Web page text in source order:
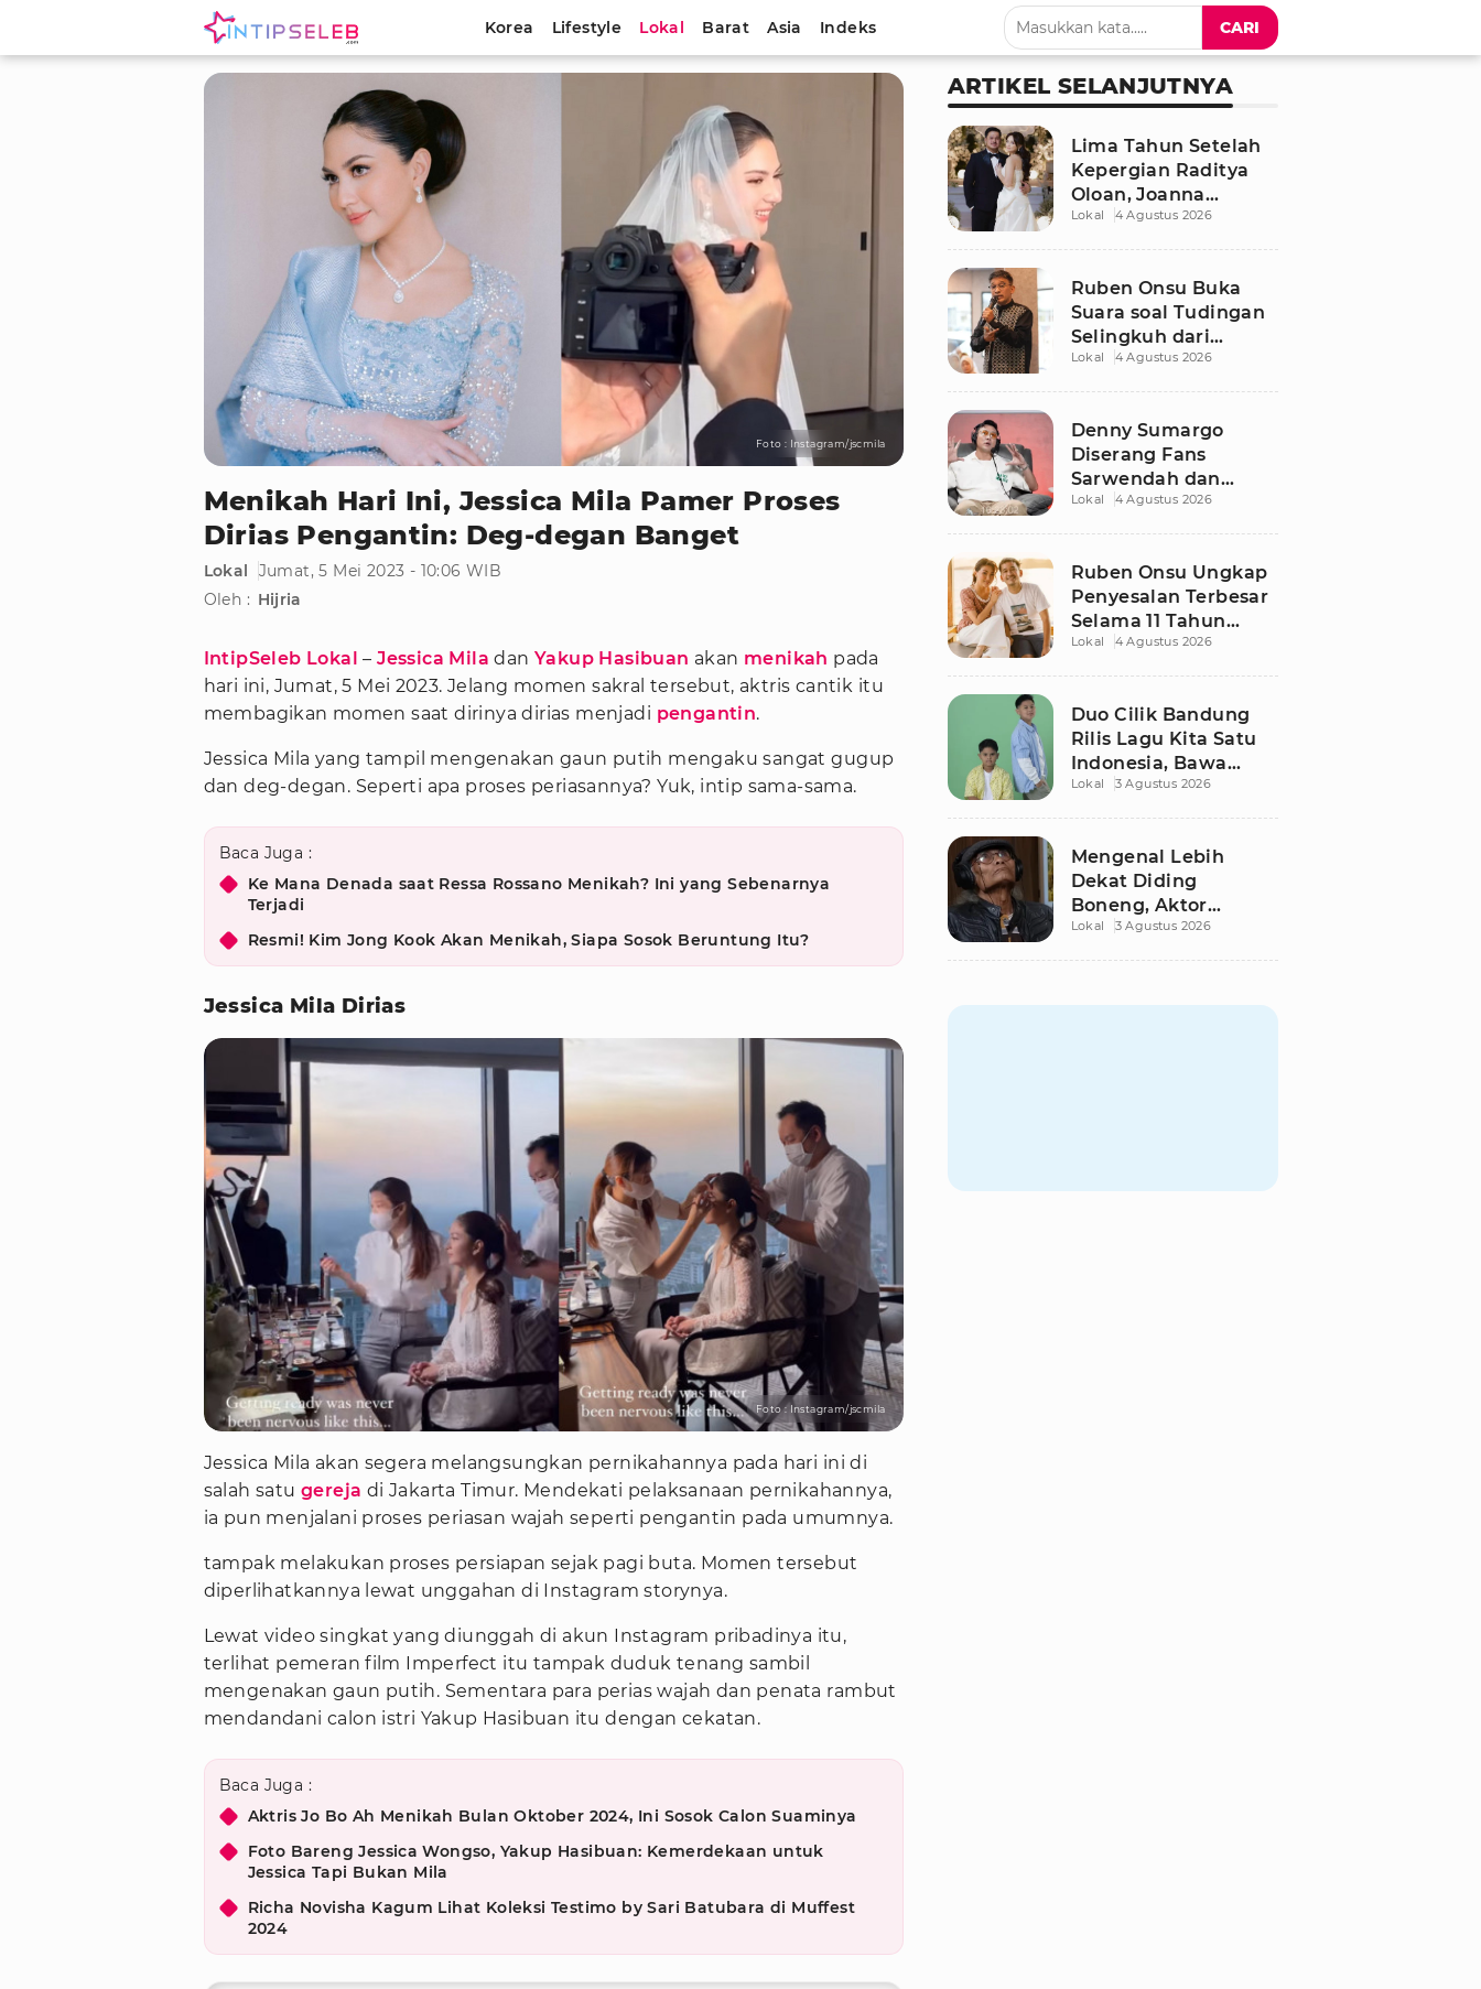
Korea Lifestyle Lokal Barat Asia Indeks CARI
Foto : Instagram/jscmila
Menikah Hari Ini, Jessica Mila Pamer Proses
Dirias Pengantin: Deg-degan Banget
Lokal
Jumat, 5 Mei 2023 - 10:06 WIB
Oleh : Hijria
IntipSeleb Lokal –Jessica Mila dan Yakup Hasibuan akan menikah pada
hari ini, Jumat, 5 Mei 2023. Jelang momen sakral tersebut, aktris cantik itu
membagikan momen saat dirinya dirias menjadi pengantin.
Jessica Mila yang tampil mengenakan gaun putih mengaku sangat gugup
dan deg-degan. Seperti apa proses periasannya? Yuk, intip sama-sama.
Baca Juga :
Ke Mana Denada saat Ressa Rossano Menikah? Ini yang Sebenarnya
Terjadi
Resmi! Kim Jong Kook Akan Menikah, Siapa Sosok Beruntung Itu?
Jessica Mila Dirias
Foto : Instagram/jscmila
Jessica Mila akan segera melangsungkan pernikahannya pada hari ini di
salah satu gereja di Jakarta Timur. Mendekati pelaksanaan pernikahannya,
ia pun menjalani proses periasan wajah seperti pengantin pada umumnya.
tampak melakukan proses persiapan sejak pagi buta. Momen tersebut
diperlihatkannya lewat unggahan di Instagram storynya.
Lewat video singkat yang diunggah di akun Instagram pribadinya itu,
terlihat pemeran film Imperfect itu tampak duduk tenang sambil
mengenakan gaun putih. Sementara para perias wajah dan penata rambut
mendandani calon istri Yakup Hasibuan itu dengan cekatan.
Baca Juga :
Aktris Jo Bo Ah Menikah Bulan Oktober 2024, Ini Sosok Calon Suaminya
Foto Bareng Jessica Wongso, Yakup Hasibuan: Kemerdekaan untuk
Jessica Tapi Bukan Mila
Richa Novisha Kagum Lihat Koleksi Testimo by Sari Batubara di Muffest
2024
ARTIKEL SELANJUTNYA
Lima Tahun Setelah
Kepergian Raditya
Oloan, Joanna
Alexandra Kembali
Lokal 4 Agustus 2026
Ruben Onsu Buka
Suara soal Tudingan
Selingkuh dari
Sarwendah
Lokal 4 Agustus 2026
Denny Sumargo
Diserang Fans
Sarwendah dan
Ruben Onsu Usai
Lokal 4 Agustus 2026
Ruben Onsu Ungkap
Penyesalan Terbesar
Selama 11 Tahun
Nikahi Sarwendah
Lokal 4 Agustus 2026
Duo Cilik Bandung
Rilis Lagu Kita Satu
Indonesia, Bawa
Pesan Persatuan
Lokal 3 Agustus 2026
Mengenal Lebih
Dekat Diding
Boneng, Aktor
Legendaris yang
Lokal 3 Agustus 2026